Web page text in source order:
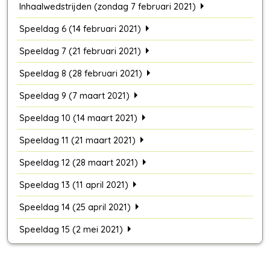
Inhaalwedstrijden (zondag 7 februari 2021)
Speeldag 6 (14 februari 2021)
Speeldag 7 (21 februari 2021)
Speeldag 8 (28 februari 2021)
Speeldag 9 (7 maart 2021)
Speeldag 10 (14 maart 2021)
Speeldag 11 (21 maart 2021)
Speeldag 12 (28 maart 2021)
Speeldag 13 (11 april 2021)
Speeldag 14 (25 april 2021)
Speeldag 15 (2 mei 2021)